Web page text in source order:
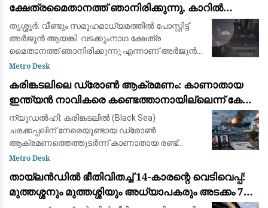
ക്ഷേത്രമൈതാനത്ത് ഞാനിരിക്കുന്നു, കാറിൽ
പാലിയേക്കര ടോൾ പ്ലാസ കടക്കുന്ന ദൃശ്യം
പുറത്ത്: സഹോദരനും ഭാര്യയും കസ്റ്റഡിയിൽ
തൃശ്ശൂർ: വീണ്ടും സമൂഹമാധ്യമത്തിൽ പോസ്റ്റിട്ട്
അർജുൻ ആയങ്കി. വടക്കുംനാഥ ക്ഷേത്ര
മൈതാനത്ത് ഞാനിരിക്കുന്നു എന്നാണ് അർജുൻ
ആയങ്കി സമൂഹമാധ്യമത്തിൽ പോസ്റ്റ്
കാറിൽ പാല
Metro Desk
കരിങ്കടലിലെ ഡ്രോൺ ആക്രമണം: കാണാതായ
ഇന്ത്യൻ നാവികരെ കണ്ടെത്താനായില്ലെന്ന് കേന്ദ്ര
സർക്കാർ
ന്യൂഡൽഹി: കരിങ്കടലിൽ (Black Sea)
ചരക്കപ്പലിന് നേരെയുണ്ടായ ഡ്രോൺ
ആക്രമണത്തെത്തുടർന്ന് കാണാതായ രണ്ട്
ഇന്ത്യൻ നാവികരെ കണ്ടെത്താൻ
കോടതിയെ അറിയിച്ചു. വിപുലമായ തിരച
Metro Desk
തായ്‌ലൻഡിൽ ഭീതിവിതച്ച് 14-കാരന്റെ വെടിവെപ്പ്:
മുത്തശ്ശനും മുത്തശ്ശിയും അധ്യാപകരും അടക്കം 7